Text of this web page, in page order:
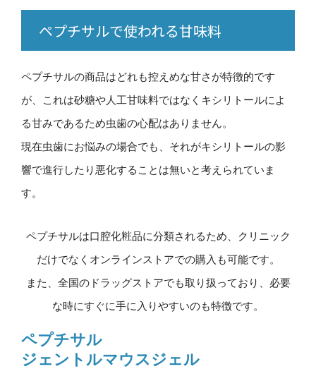
ペプチサルで使われる甘味料
ペプチサルの商品はどれも控えめな甘さが特徴的です
が、これは砂糖や人工甘味料ではなくキシリトールによ
る甘みであるため虫歯の心配はありません。
現在虫歯にお悩みの場合でも、それがキシリトールの影
響で進行したり悪化することは無いと考えられていま
す。
ペプチサルは口腔化粧品に分類されるため、クリニック
だけでなくオンラインストアでの購入も可能です。
また、全国のドラッグストアでも取り扱っており、必要
な時にすぐに手に入りやすいのも特徴です。
ペプチサル
ジェントルマウスジェル